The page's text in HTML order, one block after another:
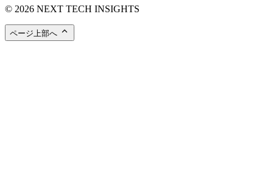
© 2026 NEXT TECH INSIGHTS
ページ上部へ